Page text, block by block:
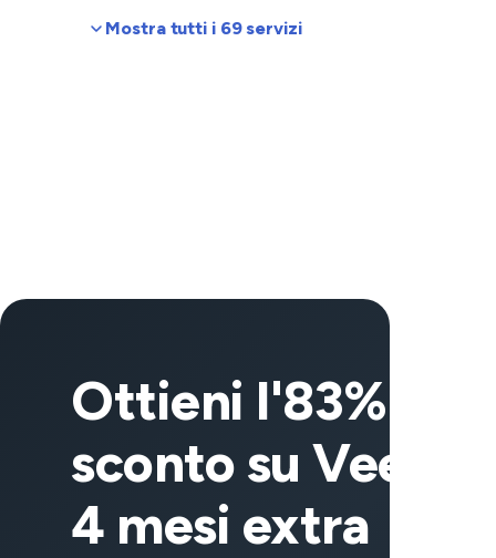
Mostra tutti i 69 servizi
Ottieni l'83% di
sconto su VeePN
4 mesi extra